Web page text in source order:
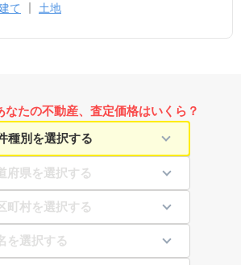
て 土地
なたの不動産、査定価格はいくら？